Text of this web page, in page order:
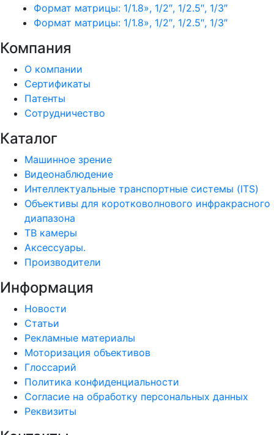
Формат матрицы: 1/1.8», 1/2″, 1/2.5″, 1/3″
Формат матрицы: 1/1.8», 1/2″, 1/2.5″, 1/3″
Компания
О компании
Сертификаты
Патенты
Сотрудничество
Каталог
Машинное зрение
Видеонаблюдение
Интеллектуальные транспортные системы (ITS)
Объективы для коротковолнового инфракрасного
диапазона
ТВ камеры
Аксессуары.
Производители
Информация
Новости
Статьи
Рекламные материалы
Моторизация объективов
Глоссарий
Политика конфиденциальности
Согласие на обработку персональных данных
Реквизиты